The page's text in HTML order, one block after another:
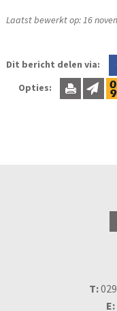
Laatst bewerkt op: 16
Dit bericht delen via:
Opties:
T:
E: